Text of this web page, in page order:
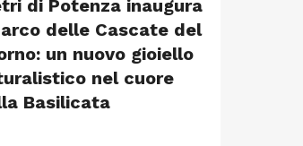
di Potenza inaugura
delle Cascate del
un nuovo gioiello
nel cuore
Basilicata